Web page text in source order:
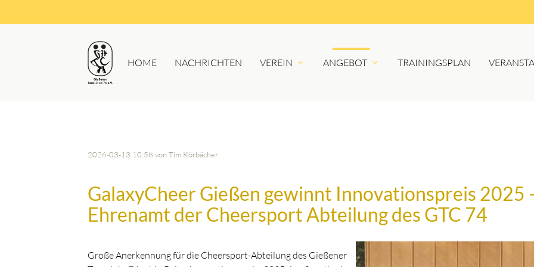
HOME NACHRICHTEN VEREIN ANGEBOT TRAININGSPLAN
2026-03-13 10:58 von Tim Körbächer
GalaxyCheer Gießen gewinnt Innovationspreis 2025
Ehrenamt der Cheersport Abteilung des GTC 74
Große Anerkennung für die Cheersport-Abteilung des Gießener